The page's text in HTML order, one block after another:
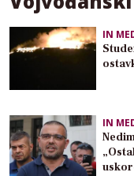
IN
IN